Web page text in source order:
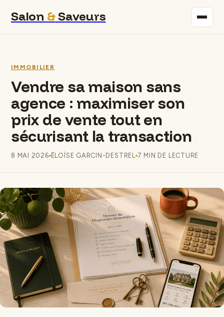
Salon &Saveurs
Gastronomie
Bricolage
Déco
IMMOBILIER
Vendre sa maison sans
agence : maximiser son
prix de vente tout en
sécurisant la transaction
8 MAI 2026·ÉLOÏSE GARCIN-DESTREL·7 MIN DE LECTURE